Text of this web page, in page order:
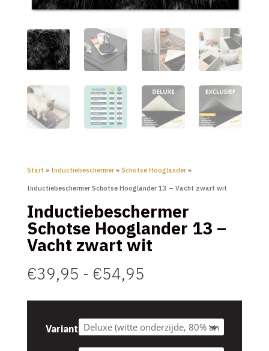
Start » Inductiebeschermer» Schotse Hooglander»
Inductiebeschermer Schotse Hooglander 13 – Vacht zwart wit
Inductiebeschermer
Schotse Hooglander 13 –
Vacht zwart wit
€39,95 - €54,95
€54,95
Variant